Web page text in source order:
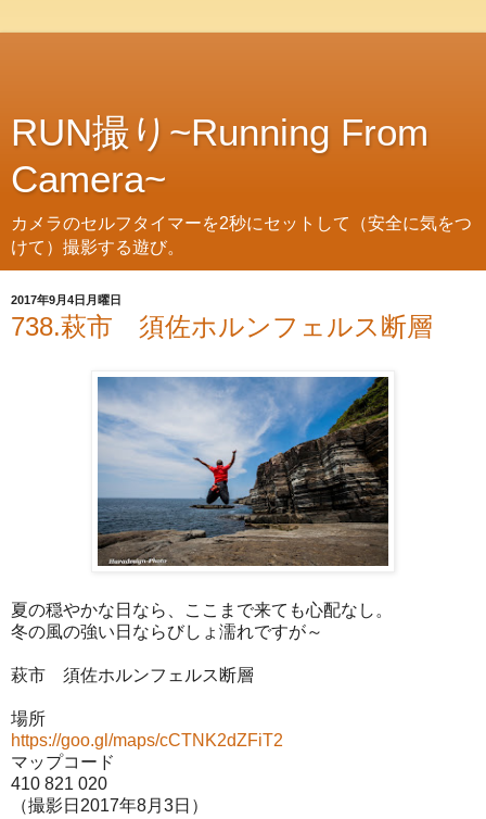
RUN撮り~Running From
Camera~
カメラのセルフタイマーを2秒にセットして（安全に気をつ
けて）撮影する遊び。
2017年9月4日月曜日
738.萩市 須佐ホルンフェルス断層
夏の穏やかな日なら、ここまで来ても心配なし。
冬の風の強い日ならびしょ濡れですが～
萩市 須佐ホルンフェルス断層
場所
https://goo.gl/maps/cCTNK2dZFiT2
マップコード
410 821 020
（撮影日2017年8月3日）